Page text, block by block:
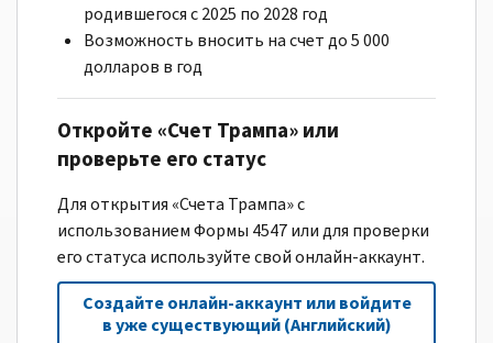
родившегося с 2025 по 2028 год
Возможность вносить на счет до 5 000
долларов в год
Откройте «Счет Трампа» или
проверьте его статус
Для открытия «Счета Трампа» с
использованием Формы 4547 или для проверки
его статуса используйте свой онлайн-аккаунт.
Создайте онлайн-аккаунт или войдите
в уже существующий (Английский)